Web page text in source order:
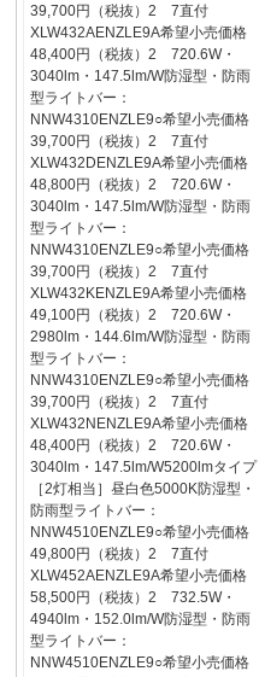
39,700円（税抜）2 7直付
XLW432AENZLE9A希望小売価格
48,400円（税抜）2 720.6W・
3040lm・147.5lm/W防湿型・防雨
型ライトバー：
NNW4310ENZLE9○希望小売価格
39,700円（税抜）2 7直付
XLW432DENZLE9A希望小売価格
48,800円（税抜）2 720.6W・
3040lm・147.5lm/W防湿型・防雨
型ライトバー：
NNW4310ENZLE9○希望小売価格
39,700円（税抜）2 7直付
XLW432KENZLE9A希望小売価格
49,100円（税抜）2 720.6W・
2980lm・144.6lm/W防湿型・防雨
型ライトバー：
NNW4310ENZLE9○希望小売価格
39,700円（税抜）2 7直付
XLW432NENZLE9A希望小売価格
48,400円（税抜）2 720.6W・
3040lm・147.5lm/W5200lmタイプ
［2灯相当］昼白色5000K防湿型・
防雨型ライトバー：
NNW4510ENZLE9○希望小売価格
49,800円（税抜）2 7直付
XLW452AENZLE9A希望小売価格
58,500円（税抜）2 732.5W・
4940lm・152.0lm/W防湿型・防雨
型ライトバー：
NNW4510ENZLE9○希望小売価格